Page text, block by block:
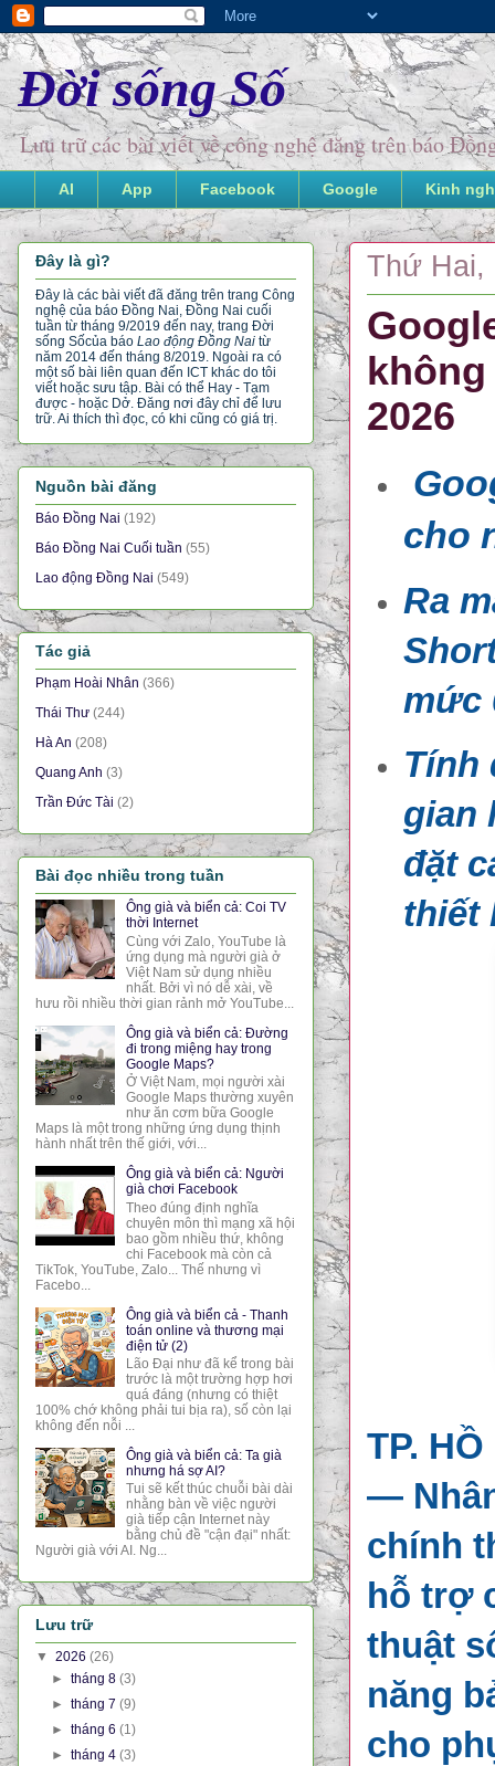
Đời sống Số
Lưu trữ các bài viết về công nghệ đăng trên báo
AI App Facebook Google Kinh
Thứ Hai,
2026
cho
Ra
mức
Tính
gian
đặt
thiết
TP.
—
chính
hỗ trợ
thuật
năng
cho
Đây là gì?
Đây là các bài viết đã đăng trên trang Công
nghệ của báo Đồng Nai, Đồng Nai cuối
tuần từ tháng 9/2019 đến nay, trang Đời
sống Sốcủa báo Lao động Đồng Nai từ
năm 2014 đến tháng 8/2019. Ngoài ra có
một số bài liên quan đến ICT khác do tôi
viết hoặc sưu tập. Bài có thể Hay - Tạm
được - hoặc Dở. Đăng nơi đây chỉ để lưu
trữ. Ai thích thì đọc, có khi cũng có giá trị.
Nguồn bài đăng
Báo Đồng Nai (192)
Báo Đồng Nai Cuối tuần (55)
Lao động Đồng Nai (549)
Tác giả
Phạm Hoài Nhân (366)
Thái Thư (244)
Hà An (208)
Quang Anh (3)
Trần Đức Tài (2)
Bài đọc nhiều trong tuần
Ông già và biển cả: Coi TV
thời Internet
Cùng với Zalo, YouTube là
ứng dụng mà người già ở
Việt Nam sử dụng nhiều
nhất. Bởi vì nó dễ xài, về
hưu rồi nhiều thời gian rảnh mở YouTube...
Ông già và biển cả: Đường
đi trong miệng hay trong
Google Maps?
Ở Việt Nam, mọi người xài
Google Maps thường xuyên
như ăn cơm bữa Google
Maps là một trong những ứng dụng thịnh
hành nhất trên thế giới, với...
Ông già và biển cả: Người
già chơi Facebook
Theo đúng định nghĩa
chuyên môn thì mạng xã hội
bao gồm nhiều thứ, không
chi Facebook mà còn cả
TikTok, YouTube, Zalo... Thế nhưng vì
Facebo...
Ông già và biển cả - Thanh
toán online và thương mại
điện tử (2)
Lão Đại như đã kể trong bài
trước là một trường hợp hơi
quá đáng (nhưng có thiệt
100% chớ không phải tui bịa ra), số còn lại
không đến nỗi ...
Ông già và biển cả: Ta già
nhưng há sợ AI?
Tui sẽ kết thúc chuỗi bài dài
nhằng bàn về việc người
già tiếp cận Internet này
bằng chủ đề "cận đại" nhất:
Người già với AI. Ng...
Lưu trữ
▼ 2026 (26)
►tháng 8(3)
►tháng 7(9)
►tháng 6(1)
►tháng 4(3)